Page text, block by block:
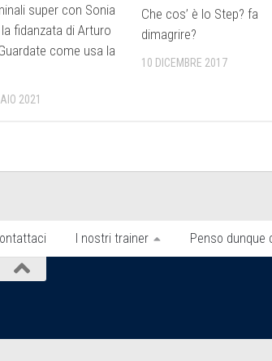
super con Sonia
fidanzata di Arturo
come usa la
2021
Che cos’ è lo Step? fa
dimagrire?
10 DICEMBRE 2017
I nostri trainer Penso dunque